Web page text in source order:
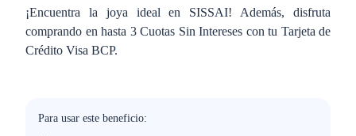
¡Encuentra la joya ideal en SISSAI! Además, disfruta
comprando en hasta 3 Cuotas Sin Intereses con tu Tarjeta de
Crédito Visa BCP.
Para usar este beneficio: